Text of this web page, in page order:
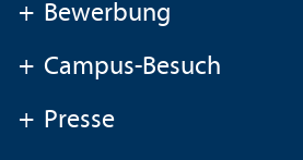
+ Bewerbung
+ Campus-Besuch
+ Presse